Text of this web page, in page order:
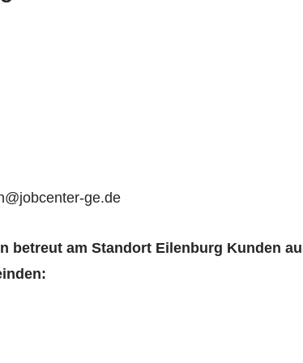
ge.de
betreut am Standort Eilenburg Kunden